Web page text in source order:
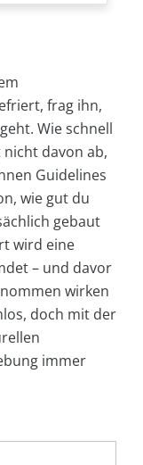
frag ihn,
Wie schnell
davon ab,
Guidelines
wie gut du
gebaut
wird eine
– und davor
wirken
doch mit der
immer